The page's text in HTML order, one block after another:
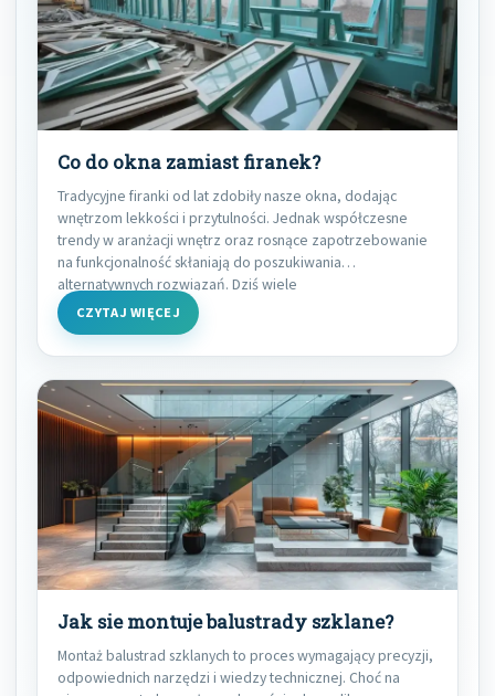
Co do okna zamiast firanek?
Tradycyjne firanki od lat zdobiły nasze okna, dodając
wnętrzom lekkości i przytulności. Jednak współczesne
trendy w aranżacji wnętrz oraz rosnące zapotrzebowanie
na funkcjonalność skłaniają do poszukiwania
alternatywnych rozwiązań. Dziś wiele
CZYTAJ WIĘCEJ
Jak sie montuje balustrady szklane?
Montaż balustrad szklanych to proces wymagający precyzji,
odpowiednich narzędzi i wiedzy technicznej. Choć na